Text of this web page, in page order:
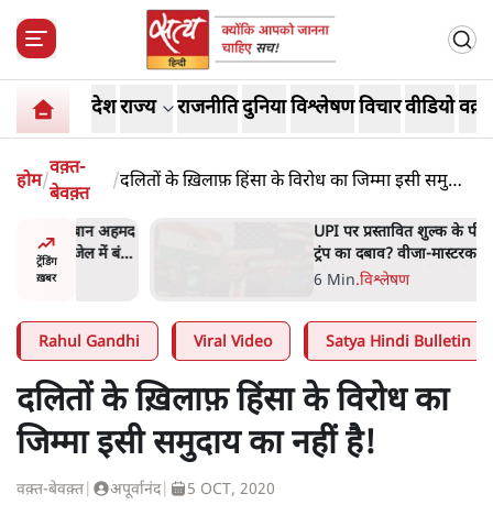
देशराज्य राजनीतिदुनियाविश्लेषणविचारवीडियो
होम/
वक़्त-
बेवक़्त
/दलितों के ख़िलाफ़ हिंसा के विरोध का जिम्मा इसी समुदाय
ट्रेंडिंग
ख़बर
अहमद
में बंद
UPI पर प्रस्तावित शुल्क के पीछे
ट्रंप का दबाव? वीजा-मास्टरकार्ड
को फायदा पहुँचाने की चर्चा
विश्लेषण
Rahul Gandhi Viral Video Satya Hindi Bulletin
दलितों के ख़िलाफ़ हिंसा के विरोध का
जिम्मा इसी समुदाय का नहीं है!
वक़्त-बेवक़्त अपूर्वानंद| 5 OCT, 2020